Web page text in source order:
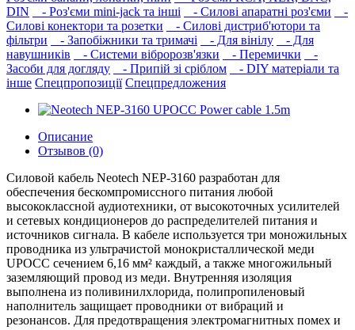
DIN
- Роз'єми mini-jack та інші - Силові апаратні роз'єми
-
Силові конектори та розетки
- Силові дистриб'ютори та
фільтри
- Запобіжники та тримачі - Для вінілу
- Для
навушників‎
- Системи вібророзв'язки - Перемички
-
Засоби для догляду
- Припій зі сріблом
- DIY матеріали та
інше Спецпропозиції Спецпредложения
Описание
Отзывов (0)
Силовой кабель Neotech NEP-3160 разработан для
обеспечения бескомпромиссного питания любой
высококлассной аудиотехники, от высокоточных усилителей
и сетевых кондиционеров до распределителей питания и
источников сигнала. В кабеле используется три моножильных
проводника из ультрачистой монокристаллической меди
UPOCC сечением 6,16 мм² каждый, а также многожильный
заземляющий провод из меди. Внутренняя изоляция
выполнена из поливинилхлорида, полипропиленовый
наполнитель защищает проводники от вибраций и
резонансов. Для предотвращения электромагнитных помех и